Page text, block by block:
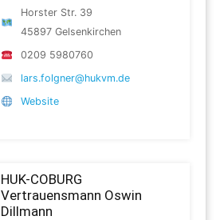
Horster Str. 39
45897 Gelsenkirchen
0209 5980760
lars.folgner@hukvm.de
Website
HUK-COBURG
Vertrauensmann Oswin
Dillmann